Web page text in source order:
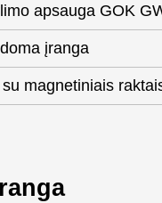
apsauga GOK
įranga
magnetiniais